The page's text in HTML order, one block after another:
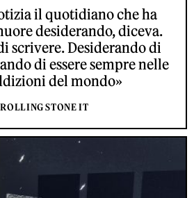
il quotidiano che ha
desiderando, diceva.
scrivere. Desiderando di
di essere sempre nelle
del mondo»
STONE IT